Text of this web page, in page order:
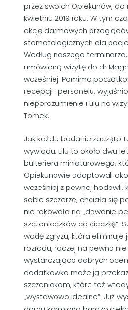
przez swoich Opiekunów, do
kwietniu 2019 roku. W tym
akcję darmowych
stomatologicznych dla
Według naszego
umówioną wizytę do dr
wcześniej. Pomimo
recepcji i personelu,
nieporozumienie i Lilu na
Tomek.
Jak każde badanie zaczęto
wywiadu. Lilu to około dwu
bulteriera miniaturowego,
Opiekunowie adoptowali
wcześniej z pewnej hodowli,
sobie szczerze, chciała się
nie rokowała na „dawanie
szczeniaczków co cieczkę”.
wadę zgryzu, która eliminuje
rozrodu, raczej na pewno nie
wystarczająco dobrych
dodatkowko może ją
szczeniakom, które też
„wystawowo idealne”. Już